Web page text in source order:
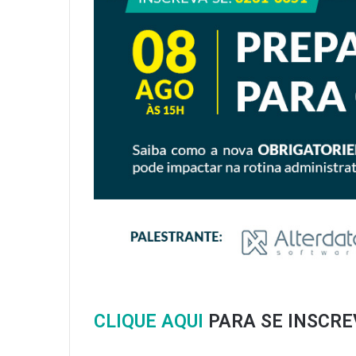
CLIQUE AQUI PARA SE